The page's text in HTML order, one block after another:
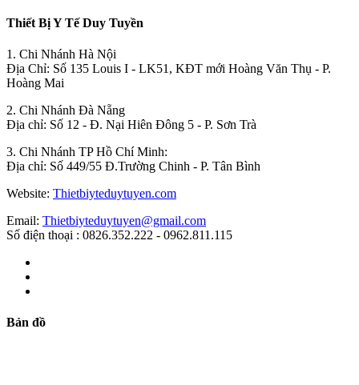
Thiết Bị Y Tế Duy Tuyền
1. Chi Nhánh Hà Nội
Địa Chỉ: Số 135 Louis I - LK51, KĐT mới Hoàng Văn Thụ - P.
Hoàng Mai
2. Chi Nhánh Đà Nẵng
Địa chỉ: Số 12 - Đ. Nại Hiên Đông 5 - P. Sơn Trà
3. Chi Nhánh TP Hồ Chí Minh:
Địa chỉ: Số 449/55 Đ.Trường Chinh - P. Tân Bình
Website: Thietbiyteduytuyen.com
Email: Thietbiyteduytuyen@gmail.com
Số điện thoại : 0826.352.222 - 0962.811.115
Bản đồ